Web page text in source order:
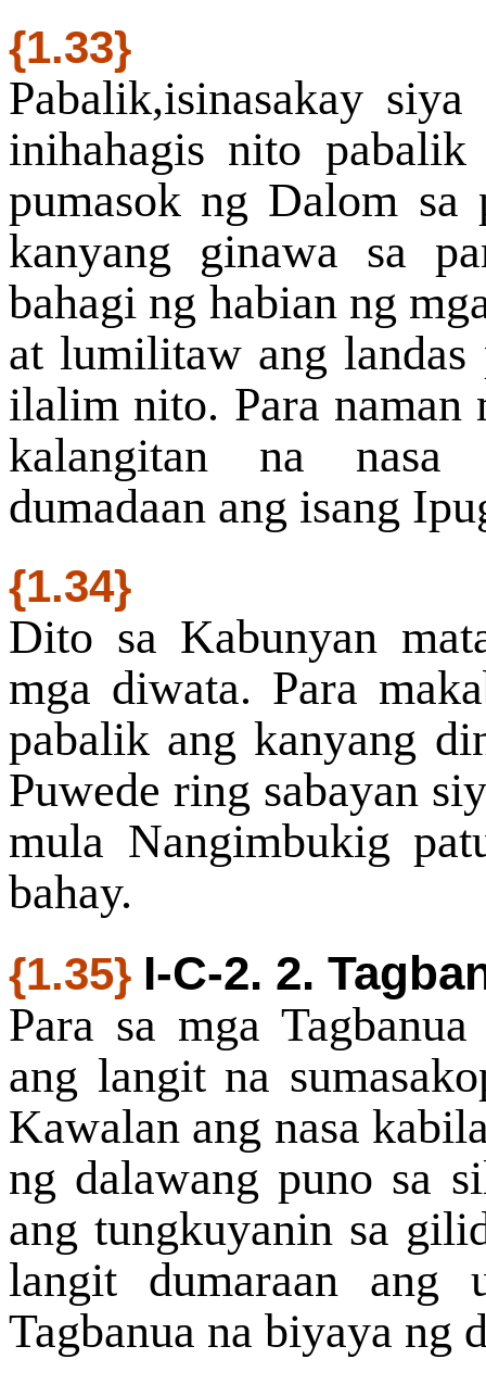
{1.33}
Pabalik,isinasakay
inihahagis nito
pumasok ng Dalom sa
kanyang ginawa sa
bahagi ng habian ng
at lumilitaw ang landas
ilalim nito. Para naman
kalangitan na nasa
dumadaan ang isang
{1.34}
Dito sa Kabunyan
mga diwata. Para
pabalik ang kanyang
Puwede ring sabayan
mula Nangimbukig
bahay.
{1.35} I-C-2. 2.
Para sa mga
ang langit na
Kawalan ang nasa
ng dalawang puno sa
ang tungkuyanin sa
langit dumaraan ang
Tagbanua na biyaya ng